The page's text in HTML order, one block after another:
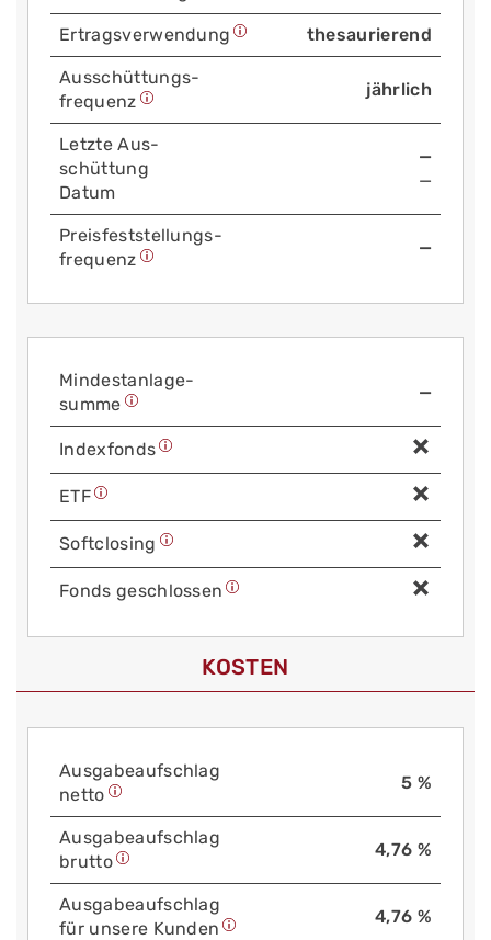
Ertrags­verwendung thesaurierend
Aus­schüttungs­
frequenz
jährlich
Letzte Aus­
schüttung
Datum
—
—
Preis­fest­stellungs­
frequenz
—
Mindest­anlage­
summe
—
Index­fonds
ETF
Soft­closing
Fonds geschlossen
KOSTEN
Aus­gabe­auf­schlag
netto
5 %
Aus­gabe­auf­schlag
brutto
4,76 %
Aus­gabe­auf­schlag
für unsere Kunden
4,76 %